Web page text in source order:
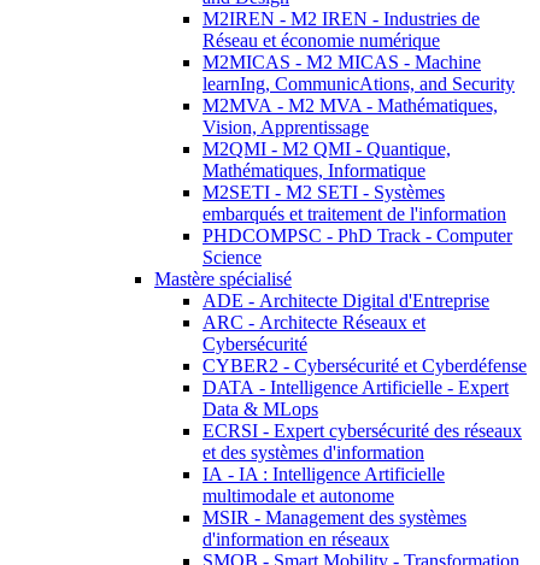
M2IREN - M2 IREN - Industries de
Réseau et économie numérique
M2MICAS - M2 MICAS - Machine
learnIng, CommunicAtions, and Security
M2MVA - M2 MVA - Mathématiques,
Vision, Apprentissage
M2QMI - M2 QMI - Quantique,
Mathématiques, Informatique
M2SETI - M2 SETI - Systèmes
embarqués et traitement de l'information
PHDCOMPSC - PhD Track - Computer
Science
Mastère spécialisé
ADE - Architecte Digital d'Entreprise
ARC - Architecte Réseaux et
Cybersécurité
CYBER2 - Cybersécurité et Cyberdéfense
DATA - Intelligence Artificielle - Expert
Data & MLops
ECRSI - Expert cybersécurité des réseaux
et des systèmes d'information
IA - IA : Intelligence Artificielle
multimodale et autonome
MSIR - Management des systèmes
d'information en réseaux
SMOB - Smart Mobility - Transformation